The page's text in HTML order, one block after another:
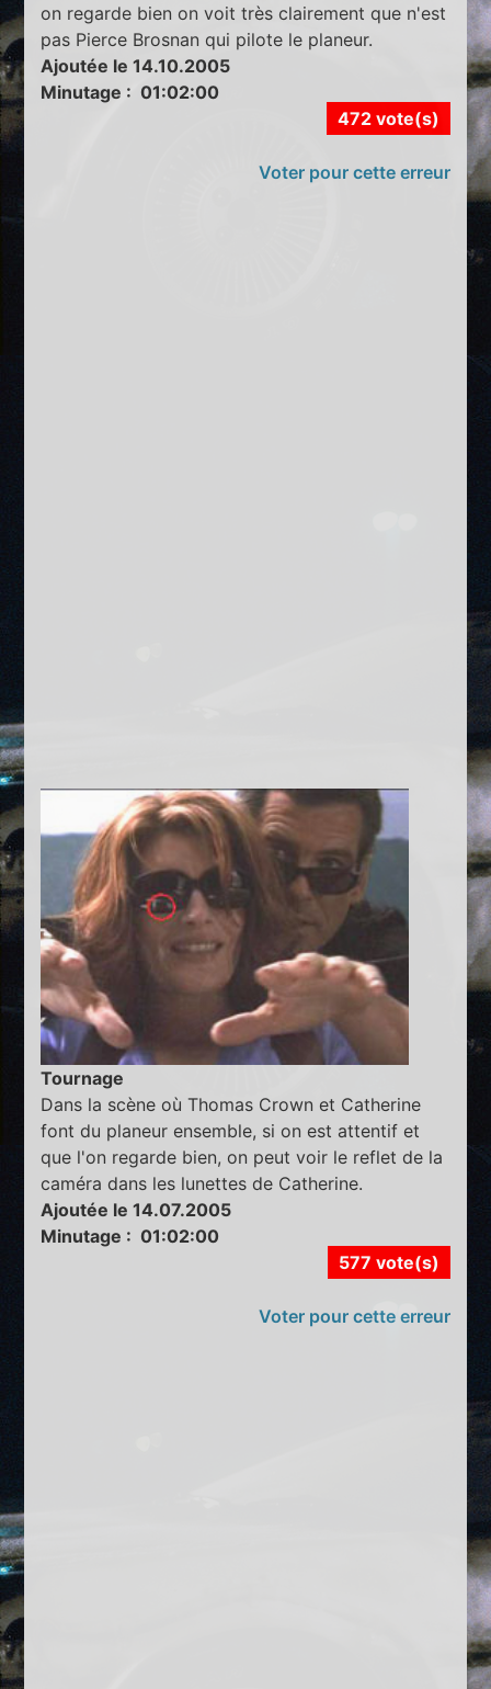
on regarde bien on voit très clairement que n'est
pas Pierce Brosnan qui pilote le planeur.
Ajoutée le 14.10.2005
Minutage : 01:02:00
472 vote(s)
Voter pour cette erreur
Tournage
Dans la scène où Thomas Crown et Catherine
font du planeur ensemble, si on est attentif et
que l'on regarde bien, on peut voir le reflet de la
caméra dans les lunettes de Catherine.
Ajoutée le 14.07.2005
Minutage : 01:02:00
577 vote(s)
Voter pour cette erreur